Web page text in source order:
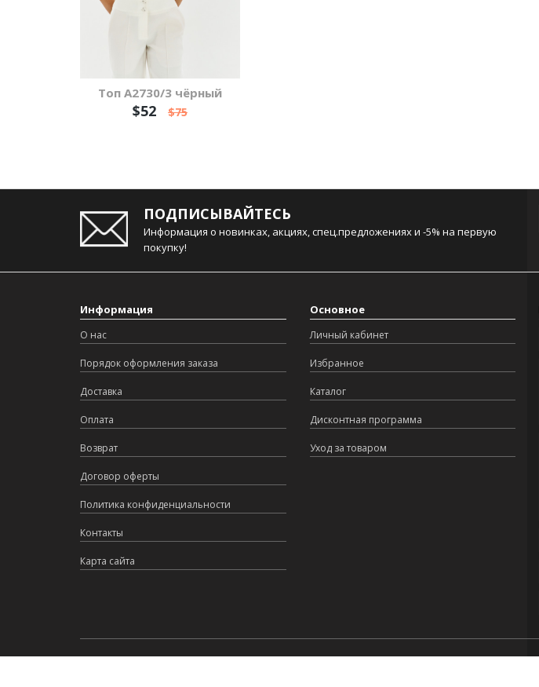
Топ А2730/3 чёрный
$52 $75
ПОДПИСЫВАЙТЕСЬ
Информация о новинках, акциях, спец.предложениях и -5% на первую
покупку!
Информация
О нас
Порядок оформления заказа
Доставка
Оплата
Возврат
Договор оферты
Политика конфиденциальности
Контакты
Карта сайта
Основное
Личный кабинет
Избранное
Каталог
Дисконтная программа
Уход за товаром